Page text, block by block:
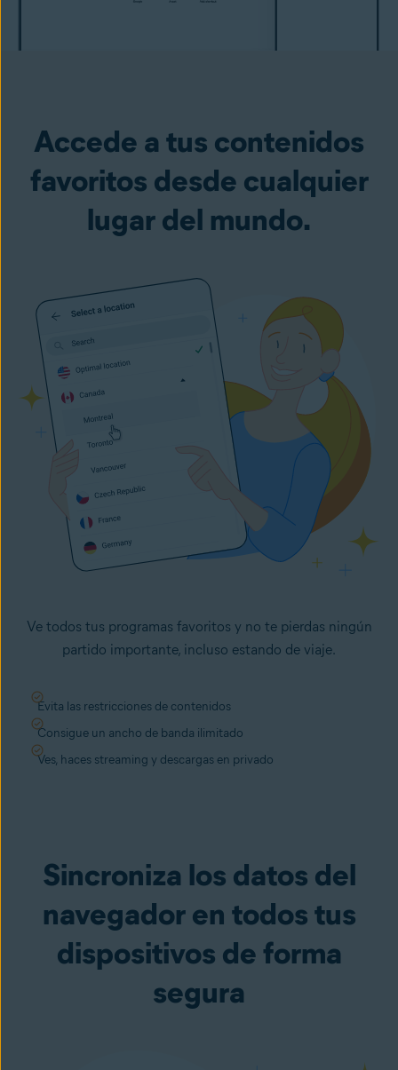
Accede a tus contenidos
favoritos desde cualquier
lugar del mundo.
Ve todos tus programas favoritos y no te pierdas ningún
partido importante, incluso estando de viaje.
Evita las restricciones de contenidos
Consigue un ancho de banda ilimitado
Ves, haces streaming y descargas en privado
Sincroniza los datos del
navegador en todos tus
dispositivos de forma
segura